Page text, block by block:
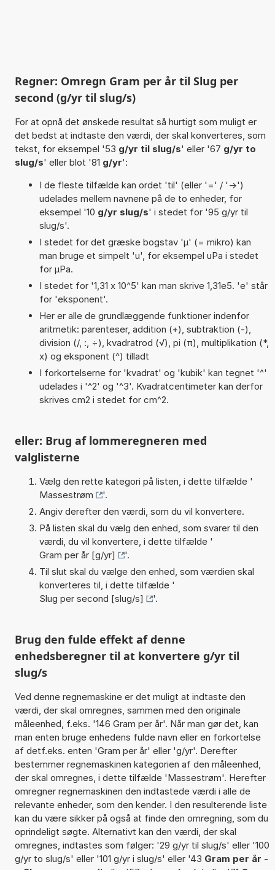
Regner: Omregn Gram per år til Slug per
second (g/yr til slug/s)
For at opnå det ønskede resultat så hurtigt som muligt er
det bedst at indtaste den værdi, der skal konverteres, som
tekst, for eksempel '53 g/yr til slug/s' eller '67 g/yr to
slug/s' eller blot '81 g/yr':
I de fleste tilfælde kan ordet 'til' (eller '=' / '->')
udelades mellem navnene på de to enheder, for
eksempel '10 g/yr slug/s' i stedet for '95 g/yr til
slug/s'.
I stedet for det græske bogstav 'µ' (= mikro) kan
man bruge et simpelt 'u', for eksempel uPa i stedet
for µPa.
I stedet for '1,31 x 10^5' kan man skrive 1,31e5. 'e' står
for 'eksponent'.
Her er alle de grundlæggende funktioner indenfor
aritmetik: parenteser, addition (+), subtraktion (-),
division (/, :, ÷), kvadratrod (√), pi (π), multiplikation (*,
x) og eksponent (^) tilladt
I forkortelserne for 'kvadrat' og 'kubik' kan tegnet '^'
udelades i '^2' og '^3'. Kvadratcentimeter kan derfor
skrives cm2 i stedet for cm^2.
eller: Brug af lommeregneren med
valglisterne
Vælg den rette kategori på listen, i dette tilfælde '
Massestrøm
'.
Angiv derefter den værdi, som du vil konvertere.
På listen skal du vælg den enhed, som svarer til den
værdi, du vil konvertere, i dette tilfælde '
Gram per år [g/yr]
'.
Til slut skal du vælge den enhed, som værdien skal
konverteres til, i dette tilfælde '
Slug per second [slug/s]
'.
Brug den fulde effekt af denne
enhedsberegner til at konvertere g/yr til
slug/s
Ved denne regnemaskine er det muligt at indtaste den
værdi, der skal omregnes, sammen med den originale
måleenhed, f.eks. '146 Gram per år'. Når man gør det, kan
man enten bruge enhedens fulde navn eller en forkortelse
af detf.eks. enten 'Gram per år' eller 'g/yr'. Derefter
bestemmer regnemaskinen kategorien af den måleenhed,
der skal omregnes, i dette tilfælde 'Massestrøm'. Herefter
omregner regnemaskinen den indtastede værdi i alle de
relevante enheder, som den kender. I den resulterende liste
kan du være sikker på også at finde den omregning, som du
oprindeligt søgte. Alternativt kan den værdi, der skal
omregnes, indtastes som følger: '29 g/yr til slug/s' eller '100
g/yr to slug/s' eller '101 g/yr i slug/s' eller '43 Gram per år -